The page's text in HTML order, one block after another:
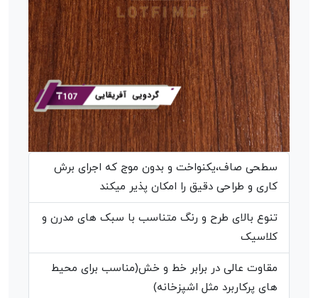
سطحی صاف،یکنواخت و بدون موج که اجرای برش
کاری و طراحی دقیق را امکان پذیر میکند
تنوع بالای طرح و رنگ متناسب با سبک های مدرن و
کلاسیک
مقاوت عالی در برابر خط و خش(مناسب برای محیط
های پرکاربرد مثل اشپزخانه)